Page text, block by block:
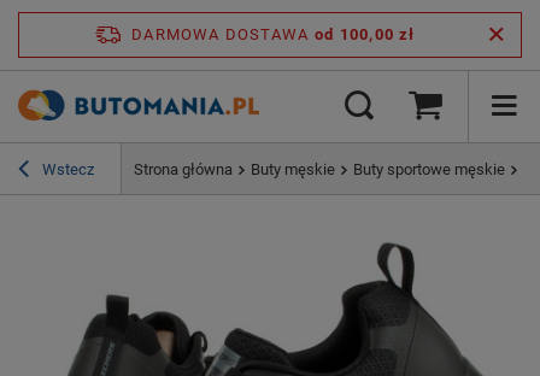
DARMOWA DOSTAWA od 100,00 zł
Wstecz Strona główna Buty męskie Buty sportowe męskie